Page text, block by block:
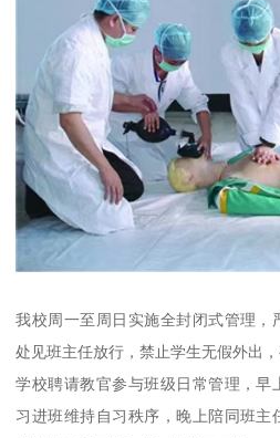
我校周一至周日实施全封闭式管理，
处见班主任放行，禁止学生无假外出，
学校聘请教官参与班级日常管理，早
习进班维持自习秩序，晚上陪同班主